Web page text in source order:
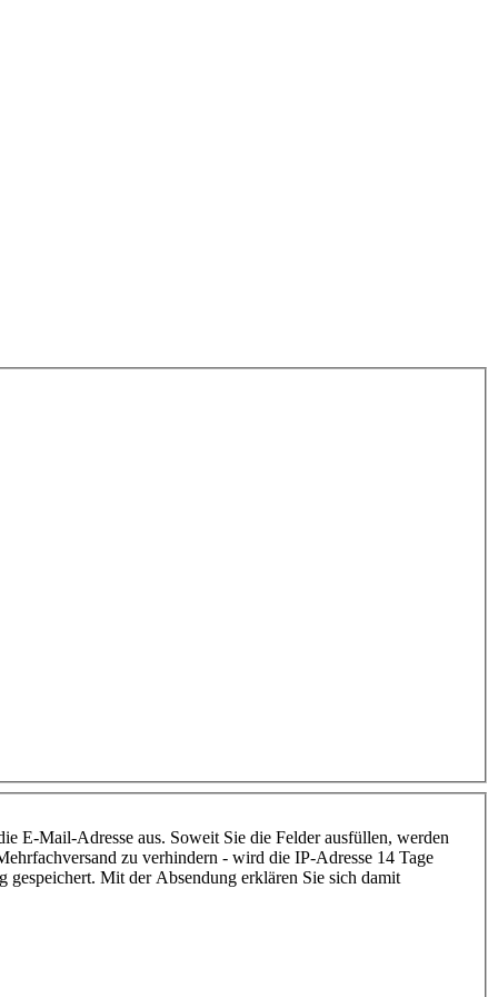
E-Mail-Adresse aus. Soweit Sie die Felder ausfüllen, werden
zu verhindern - wird die IP-Adresse 14 Tage
gespeichert. Mit der Absendung erklären Sie sich damit